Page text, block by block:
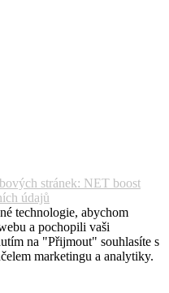
stránek: NET boost
údajů
technologie, abychom
a pochopili vaši
na "Přijmout" souhlasíte s
marketingu a analytiky.